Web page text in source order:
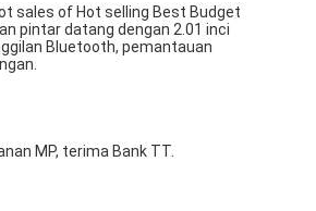
sales of Hot selling Best Budget
pintar datang dengan 2.01 inci
Bluetooth, pemantauan
MP, terima Bank TT.